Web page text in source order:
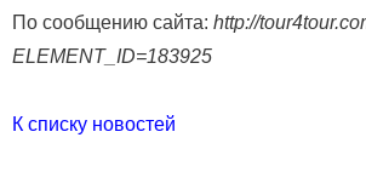
По сообщению сайта: http://
ELEMENT_ID=183925
К списку новостей